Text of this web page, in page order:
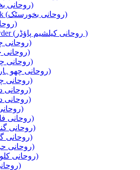
Ruhani Bakhoor (روحانی بخور)
Ruhani Bakhoor Stick (روحانی بخورسٹک)
Ruhani Batti (روحانی بتی)
Ruhani Calcium Powder (روحانی کیلشیم پاؤڈر )
Ruhani Challah (روحانی چھلہ)
Ruhani Cheeni (روحانی چینی)
Ruhani Chiragh (روحانی چراغ)
Ruhani Choharay (روحانی چھوہارے)
Ruhani Chuhri (روحانی چھری)
Ruhani Dhaga (روحانی دھاگہ)
Ruhani Dhoni (روحانی دھونی)
Ruhani Dori (روحانی ڈوری)
Ruhani Faleetay (روحانی فلیتے)
Ruhani Ganddah (روحانی گنڈہ)
Ruhani Googal (روحانی گوگل)
Ruhani Harmal (روحانی حرمل)
Ruhani Kalonji (روحانی کلونجی)
Ruhani Kar'ra (روحانی کڑا)